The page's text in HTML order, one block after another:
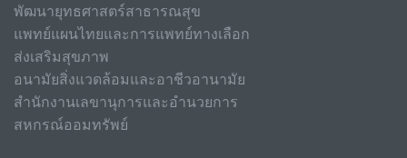
พัฒนายุทธศาสตร์สาธารณสุข
แพทย์แผนไทยและการแพทย์ทางเลือก
ส่งเสริมสุขภาพ
อนามัยสิ่งแวดล้อมและอาชีวอานามัย
สำนักงานเลขานุการและอำนวยการ
สหกรณ์ออมทรัพย์